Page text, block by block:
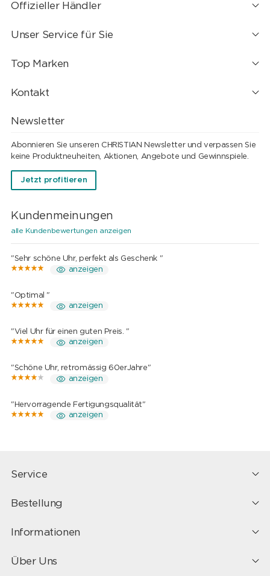
Offizieller Händler
Unser Service für Sie
Top Marken
Kontakt
Newsletter
Abonnieren Sie unseren CHRISTIAN Newsletter und verpassen Sie
keine Produktneuheiten, Aktionen, Angebote und Gewinnspiele.
Jetzt profitieren
Kundenmeinungen
alle Kundenbewertungen anzeigen
"Sehr schöne Uhr, perfekt als Geschenk "
anzeigen
"Optimal "
anzeigen
"Viel Uhr für einen guten Preis. "
anzeigen
"Schöne Uhr, retromässig 60erJahre"
anzeigen
"Hervorragende Fertigungsqualität"
anzeigen
Service
Bestellung
Informationen
Über Uns